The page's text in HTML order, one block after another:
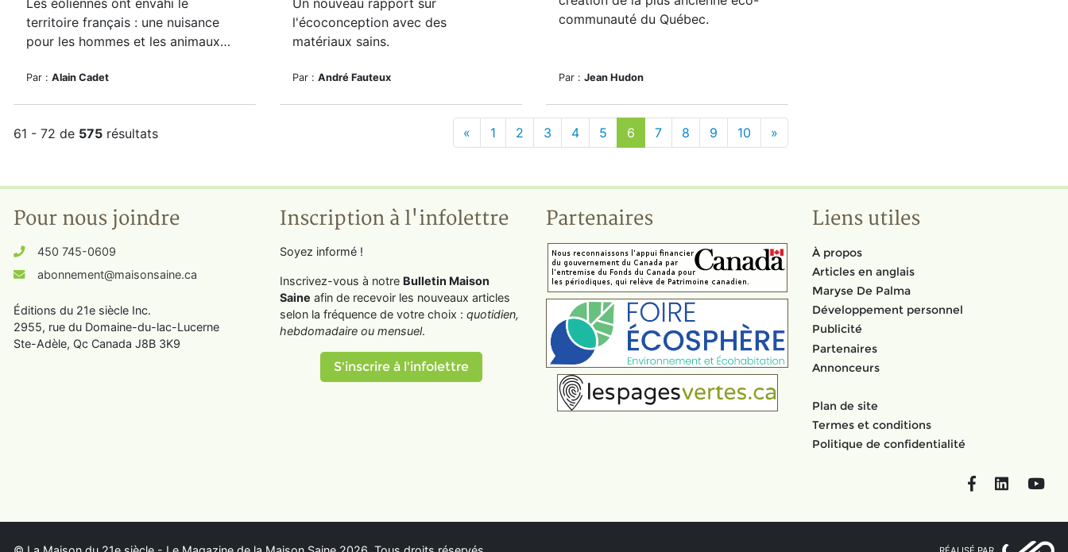
Les éoliennes ont envahi le
territoire français : une nuisance
pour les hommes et les animaux…
Par : Alain Cadet
Un nouveau rapport sur
l'écoconception avec des
matériaux sains.
Par : André Fauteux
communauté du Québec.
Par : Jean Hudon
61 - 72 de 575 résultats « 1 2 3 4 5 6 7 8 9 10 »
Pour nous joindre
450 745-0609
abonnement@maisonsaine.ca
Éditions du 21e siècle Inc.
2955, rue du Domaine-du-lac-Lucerne
Ste-Adèle, Qc Canada J8B 3K9
Inscription à l'infolettre
Soyez informé !
Inscrivez-vous à notre Bulletin Maison
Saine afin de recevoir les nouveaux articles
selon la fréquence de votre choix : quotidien,
hebdomadaire ou mensuel.
S'inscrire à l'infolettre
Partenaires Liens utiles
À propos
Articles en anglais
Maryse De Palma
Développement personnel
Publicité
Partenaires
Annonceurs
Plan de site
Termes et conditions
Politique de confidentialité
FacebookLinkedIn